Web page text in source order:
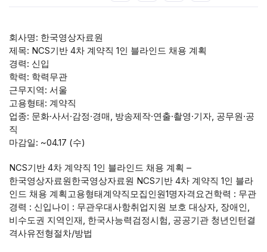
회사명: 한국영상자료원
제목: NCS기반 4차 계약직 1인 블라인드 채용 계획
경력: 신입
학력: 학력무관
근무지역: 서울
고용형태: 계약직
업종: 문화·사서·감정·경매, 방송제작·연출·촬영·기자, 공무원·공
직
마감일: ~04.17 (수)
NCS기반 4차 계약직 1인 블라인드 채용 계획 –
한국영상자료원한국영상자료원 NCS기반 4차 계약직 1인 블라
인드 채용 계획고용형태계약직모집인원1명자격요건학력 : 무관
경력 : 신입나이 : 무관우대사항취업지원 보호 대상자, 장애인,
비수도권 지역인재, 한국사능력검정시험, 공공기관 청년인턴결
격사유전형절차/방법